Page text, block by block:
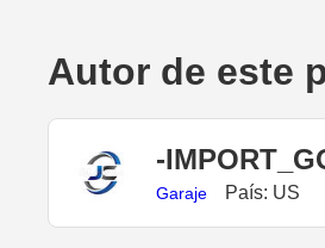
Autor de este
-
Garaje País: US